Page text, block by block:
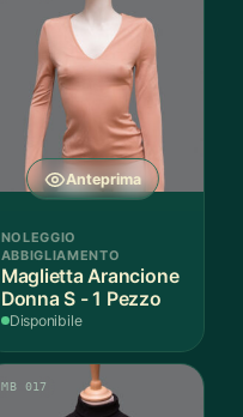
Anteprima
NOLEGGIO
ABBIGLIAMENTO
Maglietta Arancione
Donna S - 1 Pezzo
Disponibile
MB 017